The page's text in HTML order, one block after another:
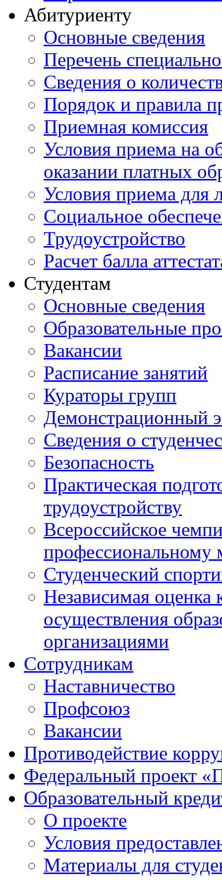
Абитуриенту
Основные сведения
Перечень
Cведения о
Порядок и правила
Приемная комиссия
Условия приема на
оказании платных
Условия приема для
Социальное
Трудоустройство
Расчет балла
Студентам
Основные сведения
Образовательные
Вакансии
Расписание занятий
Кураторы групп
Демонстрационный
Сведения о
Безопасность
Практическая
трудоустройству
Всероссийское
профессиональному
Студенческий
Независимая оценка
осуществления
организациями
Сотрудникам
Наставничество
Профсоюз
Вакансии
Противодействие
Федеральный проект
Образовательный
О проекте
Условия
Материалы для